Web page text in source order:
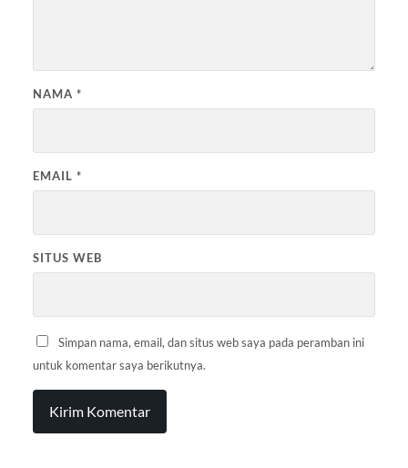
NAMA *
EMAIL *
SITUS WEB
Simpan nama, email, dan situs web saya pada peramban ini
untuk komentar saya berikutnya.